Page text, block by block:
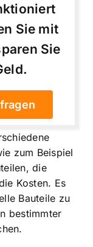
Sie mit
Sie
zum Beispiel
die
Kosten. Es
Bauteile zu
bestimmter